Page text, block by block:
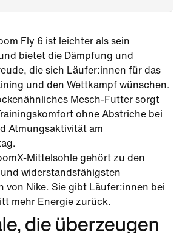
Fly 6 ist leichter als sein
bietet die Dämpfung und
die sich Läufer:innen für das
und den Wettkampf wünschen.
Mesch-Futter sorgt
ohne Abstriche bei
Atmungsaktivität am
Mittelsohle gehört zu den
widerstandsfähigsten
von Nike. Sie gibt Läufer:innen bei
mehr Energie zurück.
die überzeugen